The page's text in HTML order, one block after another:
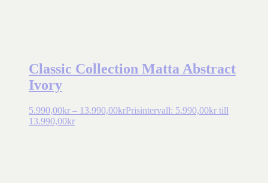
Classic Collection Matta Abstract
Ivory
5.990,00kr – 13.990,00krPrisintervall: 5.990,00kr till
13.990,00kr